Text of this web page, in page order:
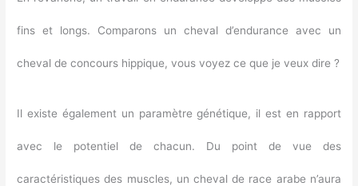
fins et longs. Comparons un cheval d’endurance avec un
cheval de concours hippique, vous voyez ce que je veux dire ?
Il existe également un paramètre génétique, il est en rapport
avec le potentiel de chacun. Du point de vue des
caractéristiques des muscles, un cheval de race arabe n’aura